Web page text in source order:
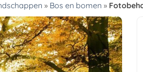
» Bos en bomen »
Toevoegen
aan
verlanglijst